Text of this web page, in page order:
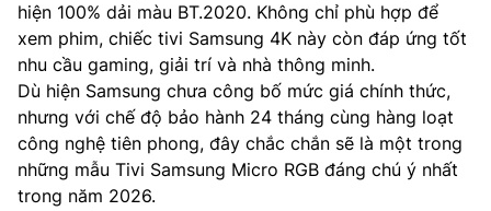
hiện 100% dải màu BT.2020. Không chỉ phù hợp để
xem phim, chiếc tivi Samsung 4K này còn đáp ứng tốt
nhu cầu gaming, giải trí và nhà thông minh.
Dù hiện Samsung chưa công bố mức giá chính thức,
nhưng với chế độ bảo hành 24 tháng cùng hàng loạt
công nghệ tiên phong, đây chắc chắn sẽ là một trong
những mẫu Tivi Samsung Micro RGB đáng chú ý nhất
trong năm 2026.